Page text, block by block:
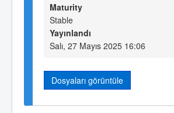
Maturity
Stable
Yayınlandı
Salı, 27 Mayıs 2025 16:06
Dosyaları görüntüle